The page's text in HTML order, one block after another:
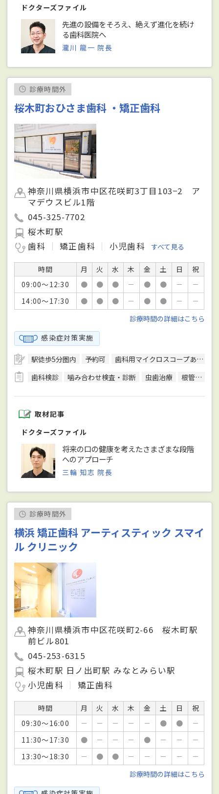
ドクターズファイル
先進の設備をそろえ、絶えず進化を続け
る歯科医院へ
瀧川 龍一 院長
診療時間外
桜木町おひさま歯科 ・矯正歯科
神奈川県横浜市中区花咲町3丁目103−2 ア
マデウスビル1階
045-325-7702
桜木町駅
歯科
矯正歯科 小児歯科 すべて見る
時間 月 火 水 木 金 土 日
祝
09:00～12:30
● ● ● － ● ● －
－
14:00～17:30
● ● ● － ● ● －
－
診療時間の詳細はこちら
感染症対策実施
駅徒歩5分圏内 予約可
歯科用マイクロスコープあり
歯科検診
噛み合わせ検査・診断 虫歯治療 根管治療
取材記事
ドクターズファイル
将来の口の健康を考えたさまざまな段階
へのアプローチ
三輪 知志 院長
診療時間外
横浜 矯正歯科 アーティスティック スマイ
ル クリニック
神奈川県横浜市中区花咲町2-66 桜木町駅
前ビル801
045-253-6315
桜木町駅 日ノ出町駅 みなとみらい駅
小児歯科
矯正歯科
時間 月 火 水 木 金 土 日
祝
09:30～16:00
－ － － － － ● ●
－
11:30～17:30
● － － － ● － －
－
13:30～18:30
－ ● ● － － － －
－
診療時間の詳細はこちら